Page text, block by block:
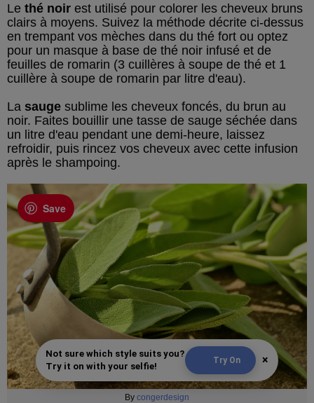
Le thé noir est utilisé pour colorer les cheveux bruns
clairs à moyens. Suivez la méthode décrite ci-dessus
en trempant vos mèches dans du thé fort ou optez
pour un masque à base de thé noir infusé et de
feuilles de romarin (3 cuillères à soupe de thé et 1
cuillère à soupe de romarin par litre d'eau).
La sauge sublime les cheveux foncés, du brun au
noir. Faites bouillir une tasse de sauge séchée dans
un litre d'eau pendant une demi-heure, laissez
refroidir, puis rincez vos cheveux avec cette infusion
après le shampoing.
Save
Not sure which style suits you?
Try it on with your selfie!
Try On ×
By congerdesign